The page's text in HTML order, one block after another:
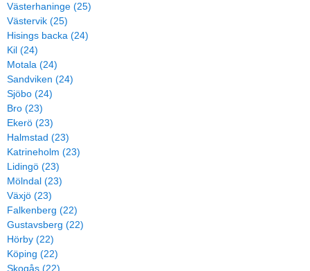
Västerhaninge (25)
Västervik (25)
Hisings backa (24)
Kil (24)
Motala (24)
Sandviken (24)
Sjöbo (24)
Bro (23)
Ekerö (23)
Halmstad (23)
Katrineholm (23)
Lidingö (23)
Mölndal (23)
Växjö (23)
Falkenberg (22)
Gustavsberg (22)
Hörby (22)
Köping (22)
Skogås (22)